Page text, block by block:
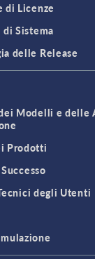
di Licenze
Sistema
delle Release
Modelli e delle
Prodotti
degli Utenti